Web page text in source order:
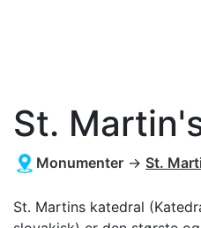
St.
Monumenter → St.
St. Martins katedral